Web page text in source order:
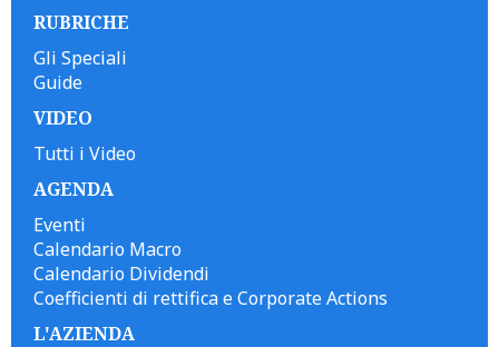
RUBRICHE
Gli Speciali
Guide
VIDEO
Tutti i Video
AGENDA
Eventi
Calendario Macro
Calendario Dividendi
Coefficienti di rettifica e Corporate Actions
L'AZIENDA